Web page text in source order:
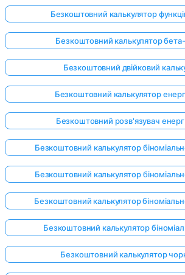
Безкоштовний калькулятор
Безкоштовний калькулятор
Безкоштовний двійковий
Безкоштовний калькулятор
Безкоштовний розв'язувач
Безкоштовний калькулятор
Безкоштовний калькулятор
Безкоштовний калькулятор
Безкоштовний калькулятор
Безкоштовний калькулятор